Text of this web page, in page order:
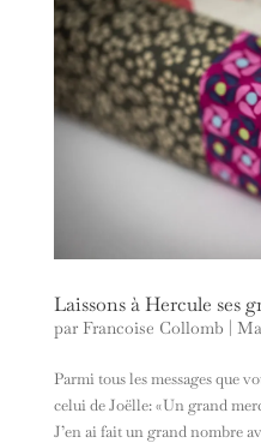
Laissons à Hercule ses
par Francoise Collomb |
Parmi tous les messages que
celui de Joëlle: «Un grand
J’en ai fait un grand nombre